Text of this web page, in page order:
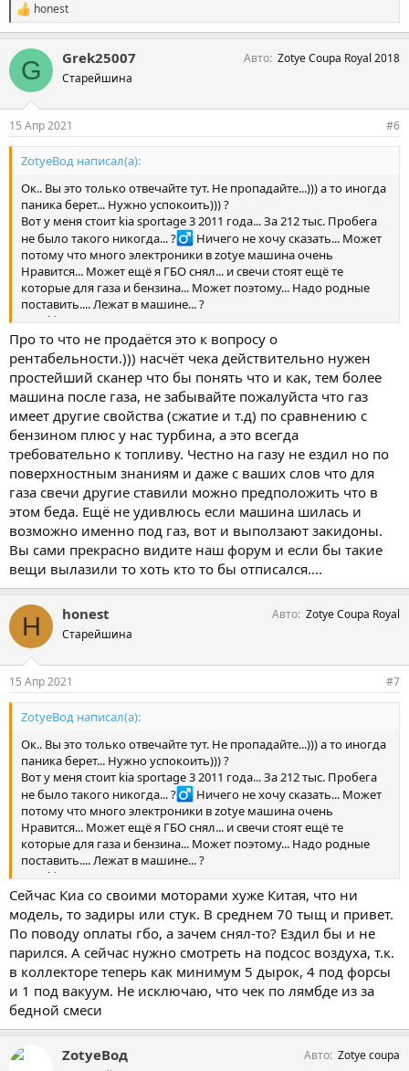
С
и
п
т
:
honest
G Grek25007
Старейшина
Авто Zotye Coupa Royal 2018
15 Апр 2021 #6
ZotyeВод написал(а):
Ок.. Вы это только отвечайте тут. Не пропадайте...))) а то иногда
паника берет... Нужно успокоить))) ?
Вот у меня стоит kia sportage 3 2011 года... За 212 тыс. Пробега
не было такого никогда... ?‍
Ничего не хочу сказать... Может
потому что много электроники в zotye машина очень
Нравится... Может ещё я ГБО снял... и свечи стоят ещё те
которые для газа и бензина... Может поэтому... Надо родные
поставить.... Лежат в машине... ?
А на kia двигатель застучала... Но это очень хорошо он
прошёл... Продаю за 700 тыс.. Чёт пока ни как не продам)))
Про то что не продаётся это к вопросу о
рентабельности.))) насчёт чека действительно нужен
простейший сканер что бы понять что и как, тем более
машина после газа, не забывайте пожалуйста что газ
имеет другие свойства (сжатие и т.д) по сравнению с
бензином плюс у нас турбина, а это всегда
требовательно к топливу. Честно на газу не ездил но по
поверхностным знаниям и даже с ваших слов что для
газа свечи другие ставили можно предположить что в
этом беда. Ещё не удивлюсь если машина шилась и
возможно именно под газ, вот и выползают закидоны.
Вы сами прекрасно видите наш форум и если бы такие
вещи вылазили то хоть кто то бы отписался....
H honest
Старейшина
Авто Zotye Coupa Royal
15 Апр 2021 #7
ZotyeВод написал(а):
Ок.. Вы это только отвечайте тут. Не пропадайте...))) а то иногда
паника берет... Нужно успокоить))) ?
Вот у меня стоит kia sportage 3 2011 года... За 212 тыс. Пробега
не было такого никогда... ?‍
Ничего не хочу сказать... Может
потому что много электроники в zotye машина очень
Нравится... Может ещё я ГБО снял... и свечи стоят ещё те
которые для газа и бензина... Может поэтому... Надо родные
поставить.... Лежат в машине... ?
А на kia двигатель застучала... Но это очень хорошо он
прошёл... Продаю за 700 тыс.. Чёт пока ни как не продам)))
Сейчас Киа со своими моторами хуже Китая, что ни
модель, то задиры или стук. В среднем 70 тыщ и привет.
По поводу оплаты гбо, а зачем снял-то? Ездил бы и не
парился. А сейчас нужно смотреть на подсос воздуха, т.к.
в коллекторе теперь как минимум 5 дырок, 4 под форсы
и 1 под вакуум. Не исключаю, что чек по лямбде из за
бедной смеси
ZotyeВод Авто Zotye coupa